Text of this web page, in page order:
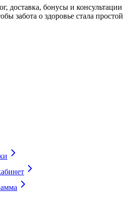
доставка, бонусы и консультации
забота о здоровье стала простой